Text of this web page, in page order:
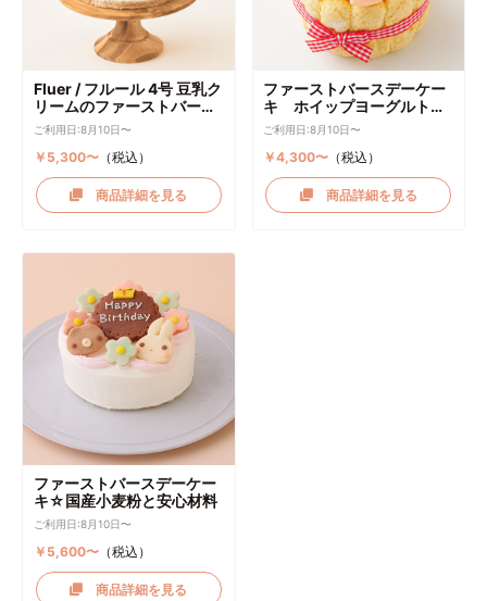
Fluer / フルール 4号 豆乳ク
リームのファーストバース
デーケーキ ケーキトッパー
付き
ご利用日:8月10日〜
￥5,300〜（税込）
商品詳細を見る
ファーストバースデーケー
キ ホイップヨーグルトク
リーム
ご利用日:8月10日〜
￥4,300〜 （税込）
商品詳細を見る
ファーストバースデーケー
キ☆国産小麦粉と安心材料
ご利用日:8月10日〜
￥5,600〜（税込）
商品詳細を見る